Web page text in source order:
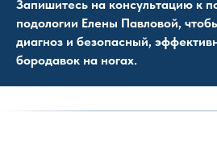
Запишитесь на консультацию к
подологии Елены Павловой,
диагноз и безопасный,
бородавок на ногах.